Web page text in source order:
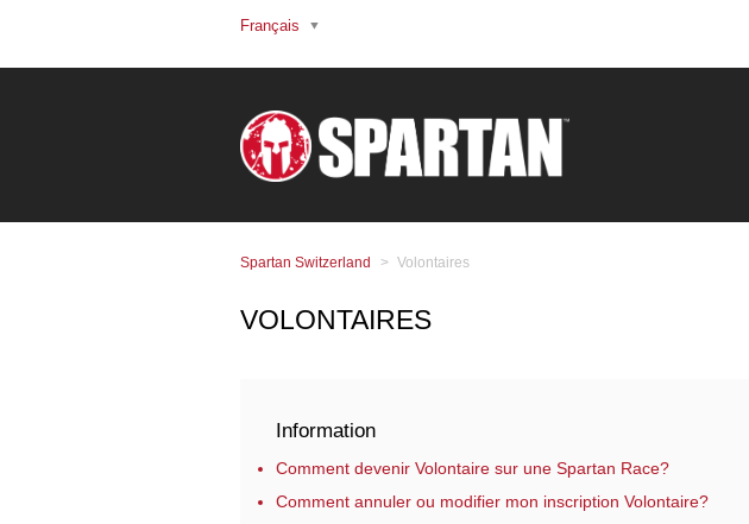
Français
Spartan Switzerland Volontaires
VOLONTAIRES
Information
Comment devenir Volontaire sur une Spartan Race?
Comment annuler ou modifier mon inscription Volontaire?